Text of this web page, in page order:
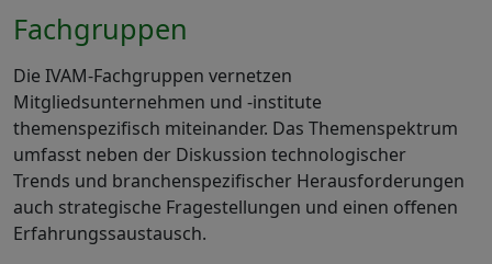
Fachgruppen
Die IVAM-Fachgruppen vernetzen
Mitgliedsunternehmen und -institute
themenspezifisch miteinander. Das Themenspektrum
umfasst neben der Diskussion technologischer
Trends und branchenspezifischer Herausforderungen
auch strategische Fragestellungen und einen offenen
Erfahrungssaustausch.